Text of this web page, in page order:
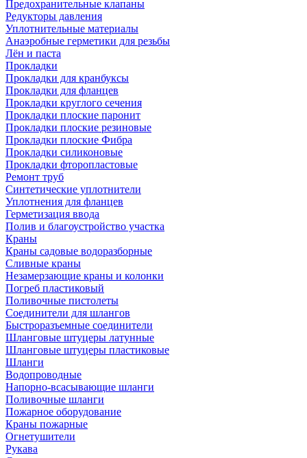
Предохранительные клапаны
Редукторы давления
Уплотнительные материалы
Анаэробные герметики для резьбы
Лён и паста
Прокладки
Прокладки для кранбуксы
Прокладки для фланцев
Прокладки круглого сечения
Прокладки плоские паронит
Прокладки плоские резиновые
Прокладки плоские Фибра
Прокладки силиконовые
Прокладки фторопластовые
Ремонт труб
Синтетические уплотнители
Уплотнения для фланцев
Герметизация ввода
Полив и благоустройство участка
Краны
Краны садовые водоразборные
Сливные краны
Незамерзающие краны и колонки
Погреб пластиковый
Поливочные пистолеты
Соединители для шлангов
Быстроразъемные соединители
Шланговые штуцеры латунные
Шланговые штуцеры пластиковые
Шланги
Водопроводные
Напорно-всасывающие шланги
Поливочные шланги
Пожарное оборудование
Краны пожарные
Огнетушители
Рукава